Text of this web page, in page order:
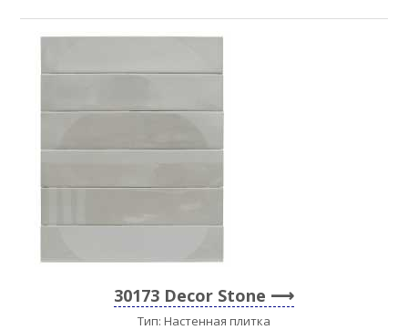
30173 Decor Stone
Тип: Настенная плитка